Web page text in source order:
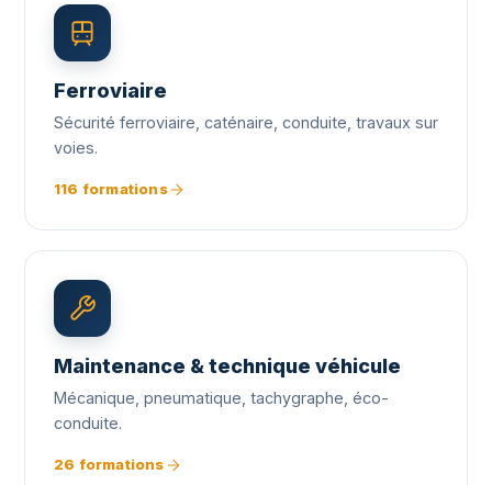
Ferroviaire
Sécurité ferroviaire, caténaire, conduite, travaux sur
voies.
116 formations
Maintenance & technique véhicule
Mécanique, pneumatique, tachygraphe, éco-
conduite.
26 formations